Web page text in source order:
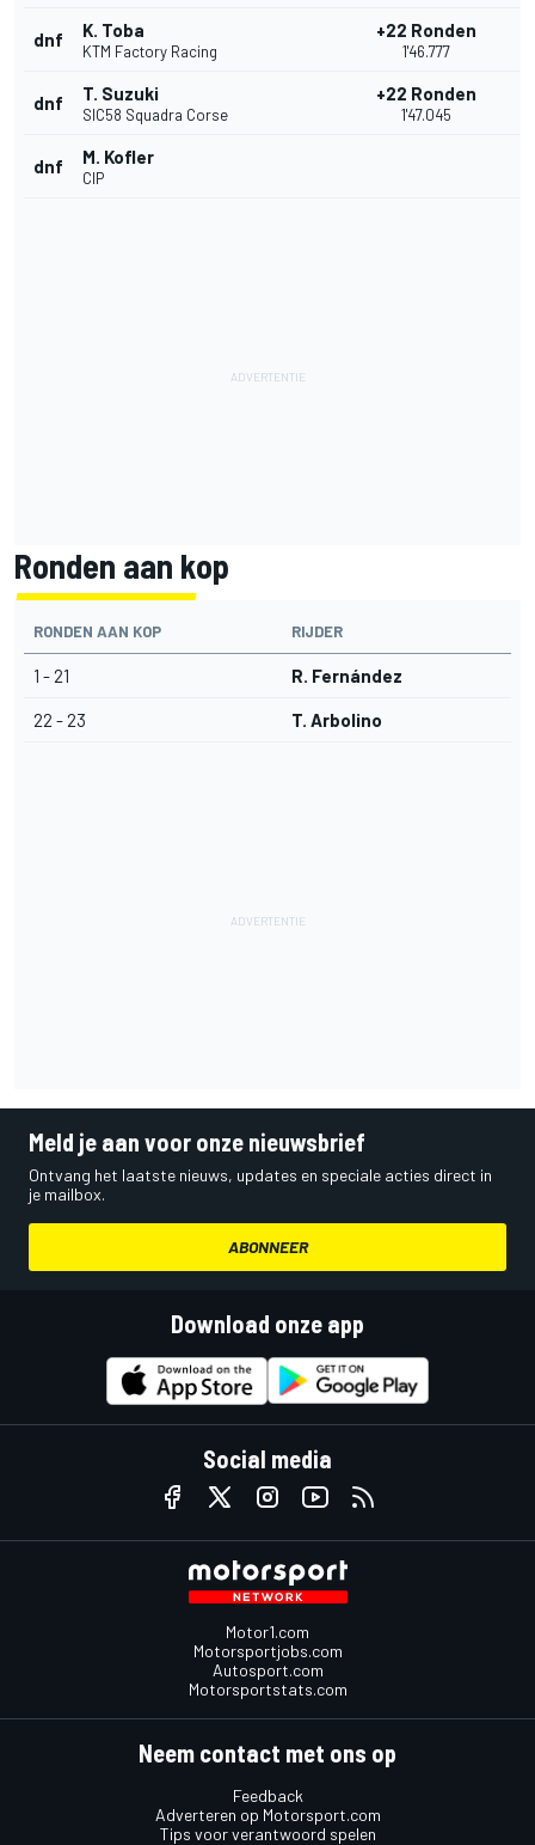
dnf K. Toba
KTM Factory Racing
+22 Ronden
1'46.777
dnf T. Suzuki
SIC58 Squadra Corse
+22 Ronden
1'47.045
dnf M. Kofler
CIP
Ronden aan kop
RONDEN AAN KOP RIJDER
1 - 21 R. Fernández
22 - 23 T. Arbolino
Meld je aan voor onze nieuwsbrief
Ontvang het laatste nieuws, updates en speciale acties direct in
je mailbox.
ABONNEER
Download onze app
Social media
Motor1.com
Motorsportjobs.com
Autosport.com
Motorsportstats.com
Neem contact met ons op
Feedback
Adverteren op Motorsport.com
Tips voor verantwoord spelen